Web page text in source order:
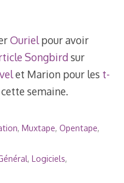
Ourielpour avoir
Songbirdsur
et Marion pour les t-
semaine.
, Muxtape, Opentape,
, Logiciels,